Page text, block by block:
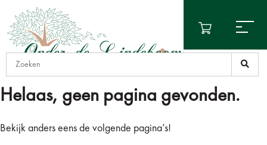
Helaas, geen pagina gevonden.
Bekijk anders eens de volgende pagina’s!